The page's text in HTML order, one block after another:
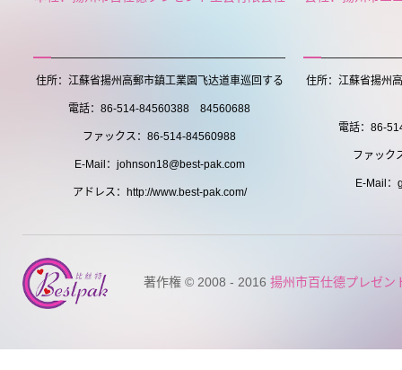
住所：江蘇省揚州高郵市鎮工業園飞达道車巡回する
電話：86-514-84560388 84560688
ファックス：86-514-84560988
E-Mail：johnson18@best-pak.com
アドレス：http://www.best-pak.com/
住所：江蘇省揚州
電話：86-
ファック
E-Mail：
著作権 © 2008 - 2016 揚州市百仕德プレゼン